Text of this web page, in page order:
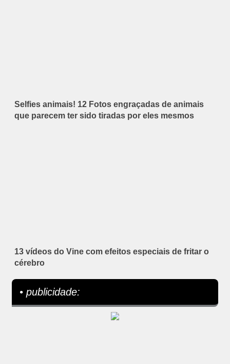
Selfies animais! 12 Fotos engraçadas de animais
que parecem ter sido tiradas por eles mesmos
13 vídeos do Vine com efeitos especiais de fritar o
cérebro
• publicidade: